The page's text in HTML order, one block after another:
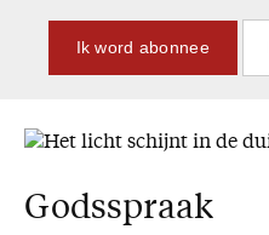
Ik word abonnee
Godsspraak